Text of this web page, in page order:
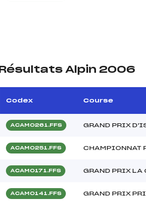
Résultats Alpin 2006
Codex Course
ACAM0261.FFS GRAND PRIX
ACAM0251.FFS CHAMPIONNAT
ACAM0171.FFS GRAND PRIX LA
ACAM0141.FFS GRAND PRIX